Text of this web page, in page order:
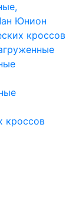
Юнион
кроссов
кроссов